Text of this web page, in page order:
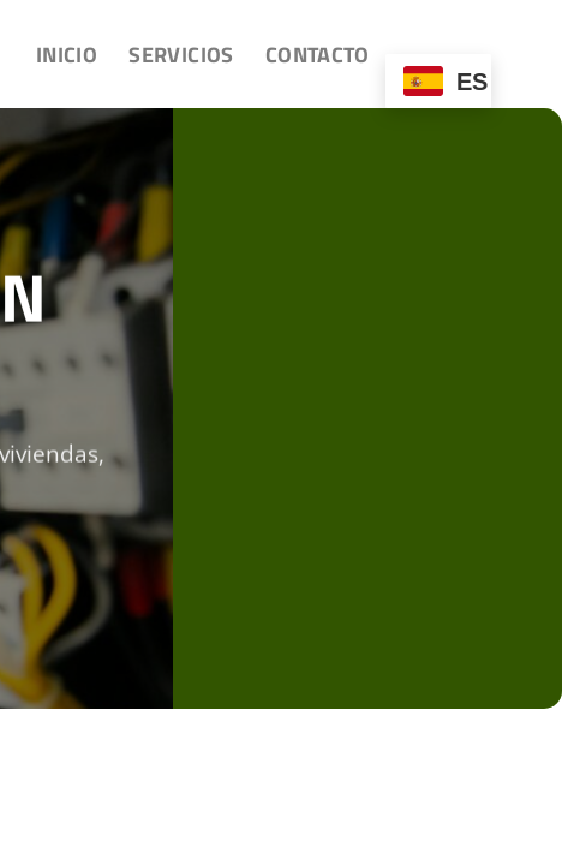
INICIO SERVICIOS CONTACTO
ES